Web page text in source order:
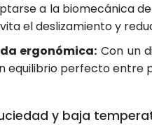
a la biomecánica
el deslizamiento y
ergonómica: Con un
equilibrio perfecto entre
y baja